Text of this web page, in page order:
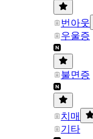
번아웃
우울증
불면증
치매
기타